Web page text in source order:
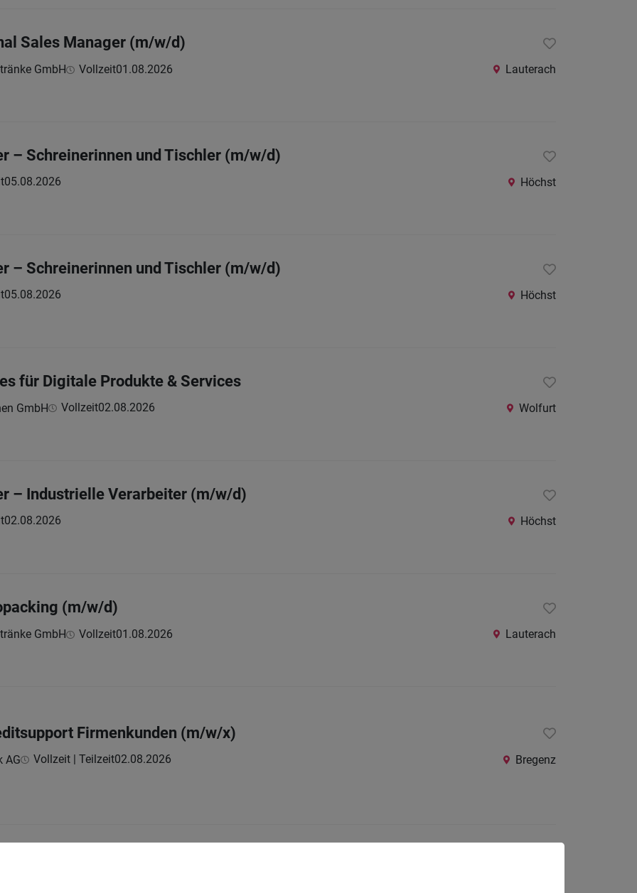
Sales Manager (m/w/d)
GmbH Vollzeit01.08.2026 Lauterach
– Schreinerinnen und Tischler (m/w/d)
05.08.2026 Höchst
– Schreinerinnen und Tischler (m/w/d)
05.08.2026 Höchst
für Digitale Produkte & Services
GmbH Vollzeit02.08.2026 Wolfurt
– Industrielle Verarbeiter (m/w/d)
02.08.2026 Höchst
(m/w/d)
GmbH Vollzeit01.08.2026 Lauterach
Firmenkunden (m/w/x)
AG Vollzeit | Teilzeit02.08.2026 Bregenz